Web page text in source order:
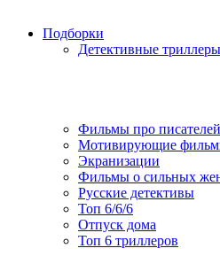
Подборки
Детективные триллеры
Фильмы про писателей
Мотивирующие
Экранизации
Фильмы о сильных
Русские детективы
Топ 6/6/6
Отпуск дома
Топ 6 триллеров